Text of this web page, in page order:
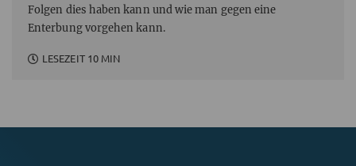
Folgen dies haben kann und wie man gegen eine
Enterbung vorgehen kann.
LESEZEIT 10 MIN